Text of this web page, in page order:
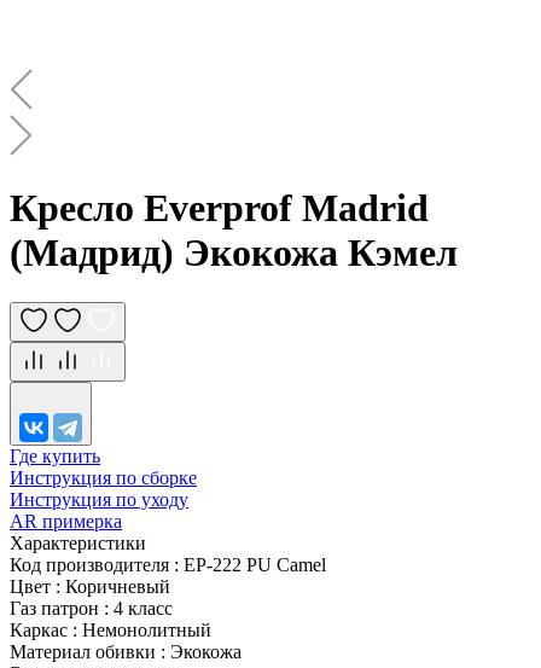
Кресло Everprof Madrid
(Мадрид) Экокожа Кэмел
Где купить
Инструкция по сборке
Инструкция по уходу
AR примерка
Характеристики
Код производителя : EP-222 PU Camel
Цвет : Коричневый
Газ патрон : 4 класс
Каркас : Немонолитный
Материал обивки : Экокожа